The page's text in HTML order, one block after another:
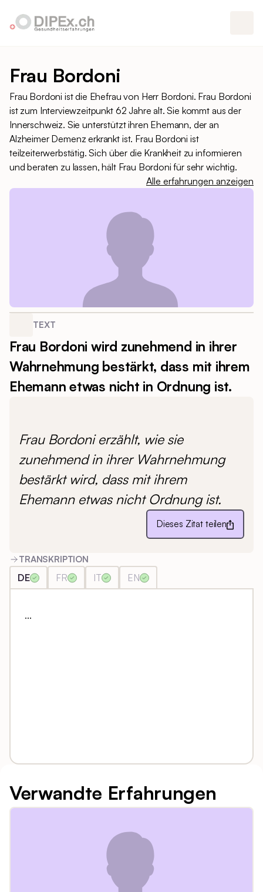
Frau Bordoni
Frau Bordoni ist die Ehefrau von Herr Bordoni. Frau Bordoni
ist zum Interviewzeitpunkt 62 Jahre alt. Sie kommt aus der
Innerschweiz. Sie unterstützt ihren Ehemann, der an
Alzheimer Demenz erkrankt ist. Frau Bordoni ist
teilzeiterwerbstätig. Sich über die Krankheit zu informieren
und beraten zu lassen, hält Frau Bordoni für sehr wichtig.
Alle erfahrungen anzeigen
TEXT
Frau Bordoni wird zunehmend in ihrer
Wahrnehmung bestärkt, dass mit ihrem
Ehemann etwas nicht in Ordnung ist.
Frau Bordoni erzählt, wie sie
zunehmend in ihrer Wahrnehmung
bestärkt wird, dass mit ihrem
Ehemann etwas nicht Ordnung ist.
Dieses Zitat teilen
TRANSKRIPTION
DE FR IT EN
...
Verwandte Erfahrungen